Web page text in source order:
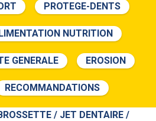
PROTEGE-DENTS
NUTRITION
GENERALE EROSION
RECOMMANDATIONS
/ JET DENTAIRE /